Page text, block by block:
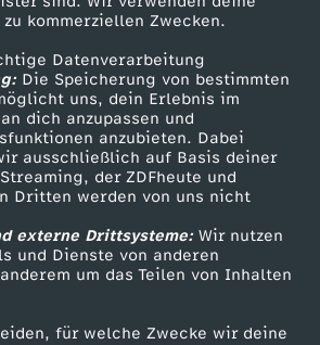
kommerziellen Zwecken.
Datenverarbeitung
Die Speicherung von bestimmten
uns, dein Erlebnis im
dich anzupassen und
anzubieten. Dabei
ausschließlich auf Basis deiner
der ZDFheute und
Dritten werden von uns nicht
externe Drittsysteme:Wir nutzen
und Dienste von anderen
um das Teilen von Inhalten
für welche Zwecke wir deine
Tickets
Zuschauerservice
Hilfe